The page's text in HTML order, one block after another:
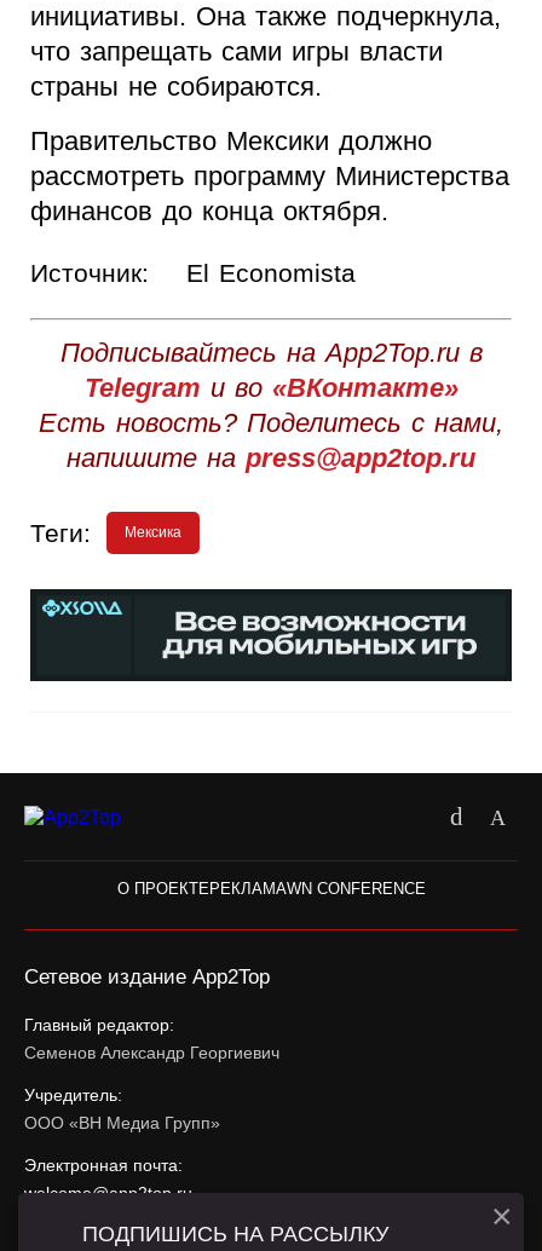
инициативы. Она также подчеркнула,
что запрещать сами игры власти
страны не собираются.
Правительство Мексики должно
рассмотреть программу Министерства
финансов до конца октября.
Источник: El Economista
Подписывайтесь на App2Top.ru в
Telegram и во «ВКонтакте»
Есть новость? Поделитесь с нами,
напишите на press@app2top.ru
Теги: Мексика
О ПРОЕКТЕРЕКЛАМАWN CONFERENCE
Сетевое издание App2Top
Главный редактор:
Семенов Александр Георгиевич
Учредитель:
ООО «ВН Медиа Групп»
Электронная почта:
welcome@app2top.ru
ПОДПИШИСЬ НА РАССЫЛКУ ×